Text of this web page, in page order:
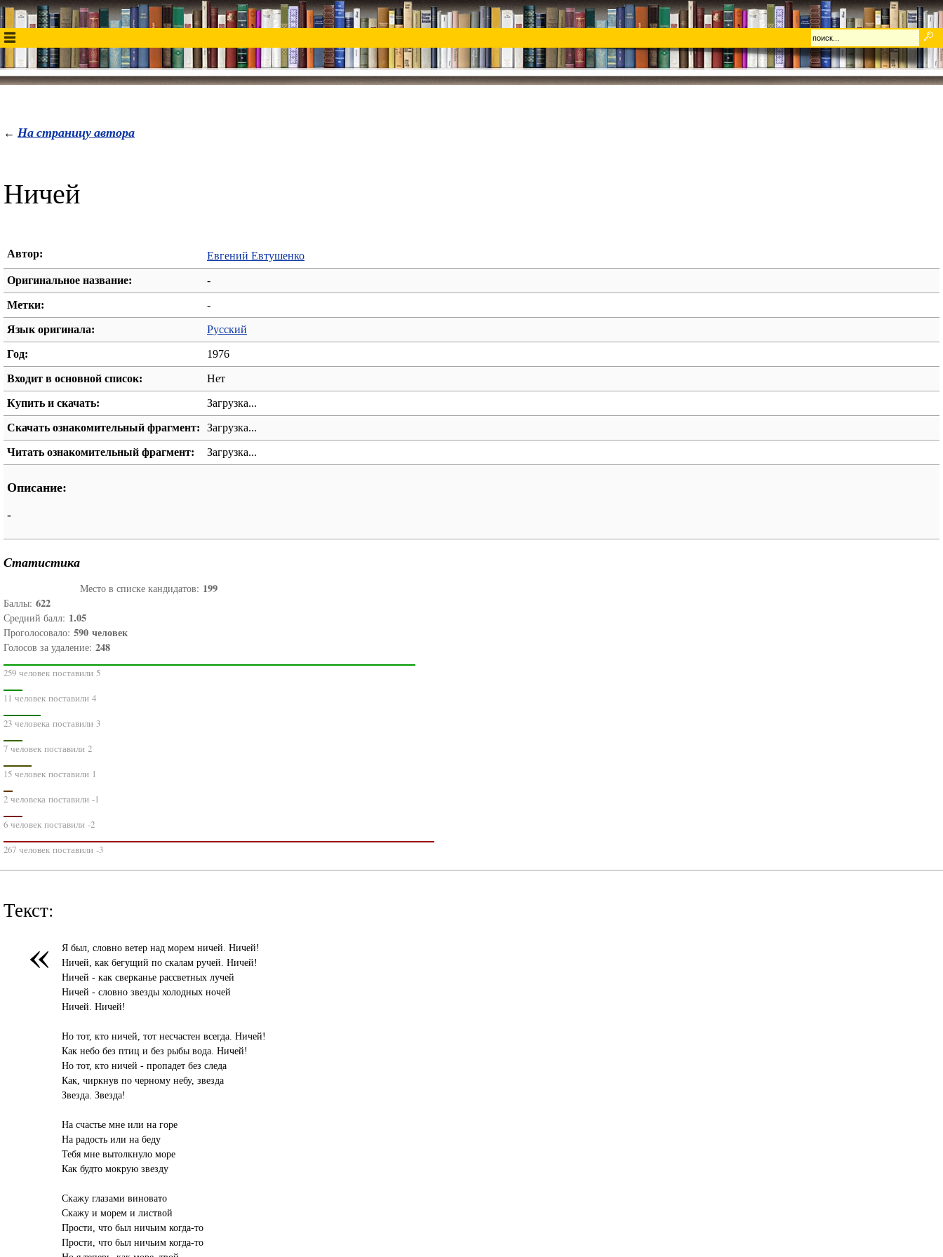
← На страницу автора
Ничей
Автор: Евгений Евтушенко
Оригинальное название: -
Метки: -
Язык оригинала: Русский
Год: 1976
Входит в основной список: Нет
Купить и скачать: Загрузка...
Скачать ознакомительный фрагмент: Загрузка...
Читать ознакомительный фрагмент: Загрузка...
Описание:
-
Статистика
Место в списке кандидатов: 199
Баллы: 622
Средний балл: 1.05
Проголосовало: 590 человек
Голосов за удаление: 248
259 человек поставили 5
11 человек поставили 4
23 человека поставили 3
7 человек поставили 2
15 человек поставили 1
2 человека поставили -1
6 человек поставили -2
267 человек поставили -3
Текст:
«
Я был, словно ветер над морем ничей. Ничей!
Ничей, как бегущий по скалам ручей. Ничей!
Ничей - как сверканье рассветных лучей
Ничей - словно звезды холодных ночей
Ничей. Ничей!
Но тот, кто ничей, тот несчастен всегда. Ничей!
Как небо без птиц и без рыбы вода. Ничей!
Но тот, кто ничей - пропадет без следа
Как, чиркнув по черному небу, звезда
Звезда. Звезда!
На счастье мне или на горе
На радость или на беду
Тебя мне вытолкнуло море
Как будто мокрую звезду
Скажу глазами виновато
Скажу и морем и листвой
Прости, что был ничьим когда-то
Прости, что был ничьим когда-то